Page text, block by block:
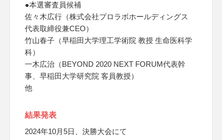
●本選審査員候補
佐々木広行（株式会社プロラボホールディングス
代表取締役兼CEO）
竹山春子（早稲田大学理工学術院 教授 生命医科学
科）
一木広治（BEYOND 2020 NEXT FORUM代表幹
事、早稲田大学研究院 客員教授）
他
結果発表
2024年10月5日、決勝大会にて